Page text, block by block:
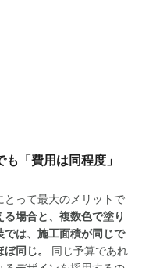
「費用は同程度」
とって最大のメリットで
る場合と、複数色で塗り
では、施工面積が同じで
同じ。
同じ予算であれ